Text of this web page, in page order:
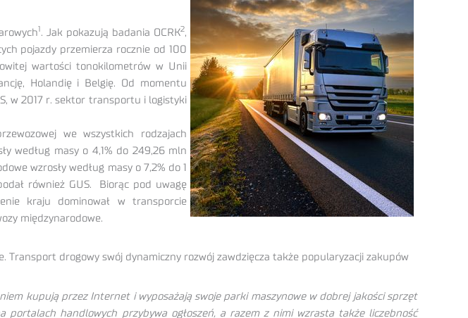
1 . Jak pokazują badania OCRK2,
pojazdy przemierza rocznie od 100
wartości tonokilometrów w Unii
Holandię i Belgię. Od momentu
w 2017 r. sektor transportu i logistyki
we wszystkich rodzajach
według masy o 4,1% do 249,26 mln
wzrosły według masy o 7,2% do 1
również GUS. Biorąc pod uwagę
kraju dominował w transporcie
międzynarodowe.
Transport drogowy swój dynamiczny rozwój zawdzięcza także popularyzacji zakupów
kupują przez Internet i wyposażają swoje parki maszynowe w dobrej jakości sprzęt
portalach handlowych przybywa ogłoszeń, a razem z nimi wzrasta także liczebność